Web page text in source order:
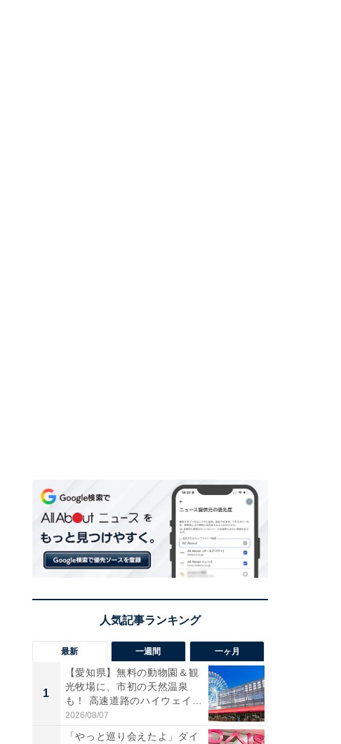
最新 一週間 一ヶ月
1
【愛知県】無料の動物園＆観
光牧場に、市初の天然温泉
も！ 高速道路のハイウェイオ
ア...
2026/08/07
「やっと巡り会えたよ」ダイ